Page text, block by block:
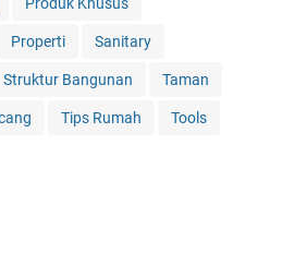
Properti Sanitary
Struktur Bangunan Taman
Tips Rumah Tools